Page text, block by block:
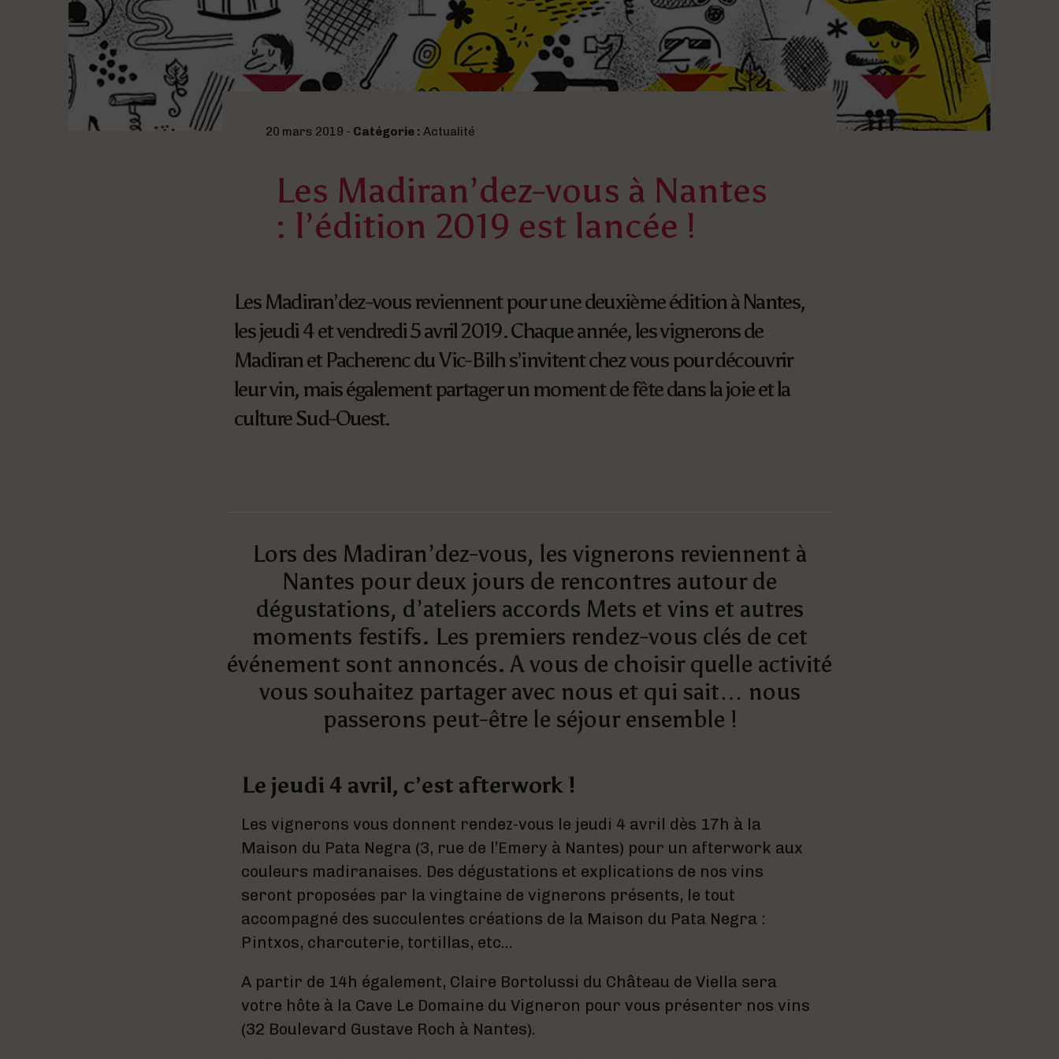
20 mars 2019 - Catégorie : Actualité
Les Madiran’dez-vous à Nantes
: l’édition 2019 est lancée !
Les Madiran’dez-vous reviennent pour une deuxième édition à Nantes,
les jeudi 4 et vendredi 5 avril 2019. Chaque année, les vignerons de
Madiran et Pacherenc du Vic-Bilh s’invitent chez vous pour découvrir
leur vin, mais également partager un moment de fête dans la joie et la
culture Sud-Ouest.
Lors des Madiran’dez-vous, les vignerons reviennent à
Nantes pour deux jours de rencontres autour de
dégustations, d’ateliers accords Mets et vins et autres
moments festifs. Les premiers rendez-vous clés de cet
événement sont annoncés. A vous de choisir quelle activité
vous souhaitez partager avec nous et qui sait… nous
passerons peut-être le séjour ensemble !
Le jeudi 4 avril, c’est afterwork !
Les vignerons vous donnent rendez-vous le jeudi 4 avril dès 17h à la
Maison du Pata Negra (3, rue de l’Emery à Nantes) pour un afterwork aux
couleurs madiranaises. Des dégustations et explications de nos vins
seront proposées par la vingtaine de vignerons présents, le tout
accompagné des succulentes créations de la Maison du Pata Negra :
Pintxos, charcuterie, tortillas, etc…
A partir de 14h également, Claire Bortolussi du Château de Viella sera
votre hôte à la Cave Le Domaine du Vigneron pour vous présenter nos vins
(32 Boulevard Gustave Roch à Nantes).